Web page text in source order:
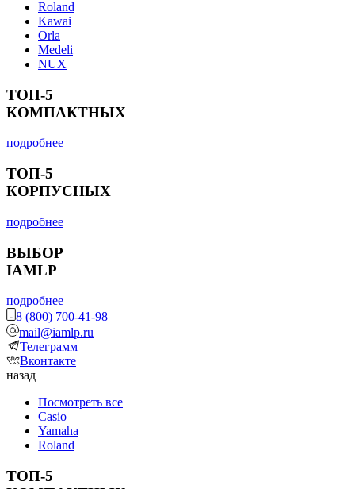
Roland
Kawai
Orla
Medeli
NUX
ТОП-5
КОМПАКТНЫХ
подробнее
ТОП-5
КОРПУСНЫХ
подробнее
ВЫБОР
IAMLP
подробнее
8 (800) 700-41-98
mail@iamlp.ru
Телеграмм
Вконтакте
назад
Посмотреть все
Casio
Yamaha
Roland
ТОП-5